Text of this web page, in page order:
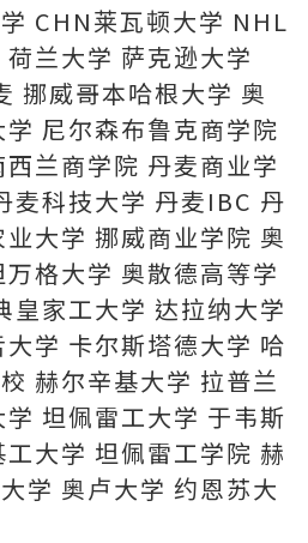
CHN莱瓦顿大学 NHL
兰大学 萨克逊大学
挪威哥本哈根大学 奥
尼尔森布鲁克商学院
兰商学院 丹麦商业学
麦科技大学 丹麦IBC 丹
大学 挪威商业学院 奥
格大学 奥散德高等学
皇家工大学 达拉纳大学
学 卡尔斯塔德大学 哈
赫尔辛基大学 拉普兰
坦佩雷工大学 于韦斯
大学 坦佩雷工学院 赫
学 奥卢大学 约恩苏大